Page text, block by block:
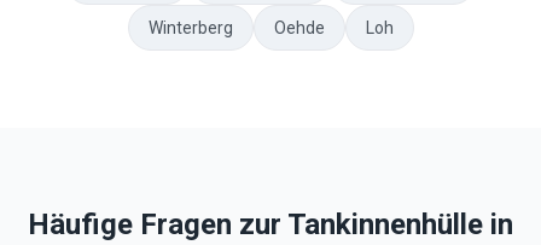
Winterberg Oehde Loh
Häufige Fragen zur Tankinnenhülle in